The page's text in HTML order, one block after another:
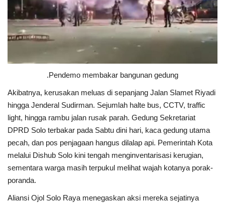
Politik
Daerah
Sumbar
Kepri
Pariwisata
Sulawesi Utara (Sulut)
Pendidikan
Opini
.Pendemo membakar bangunan gedung
Akibatnya, kerusakan meluas di sepanjang Jalan Slamet Riyadi
hingga Jenderal Sudirman. Sejumlah halte bus, CCTV, traffic
light, hingga rambu jalan rusak parah. Gedung Sekretariat
DPRD Solo terbakar pada Sabtu dini hari, kaca gedung utama
pecah, dan pos penjagaan hangus dilalap api. Pemerintah Kota
melalui Dishub Solo kini tengah menginventarisasi kerugian,
sementara warga masih terpukul melihat wajah kotanya porak-
poranda.
Aliansi Ojol Solo Raya menegaskan aksi mereka sejatinya